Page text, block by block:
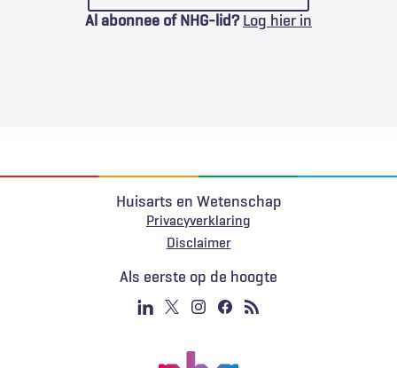
Al abonnee of NHG-lid? Log hier in
Huisarts en Wetenschap
Privacyverklaring
Voet
Disclaimer
Als eerste op de hoogte